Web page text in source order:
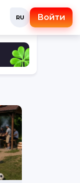
RU Войти